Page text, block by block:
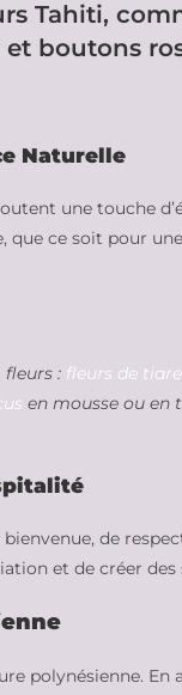
Tahiti,
et boutons
Naturelle
une touche
que ce soit pour
: fleurs de tiare
en mousse ou en
de
et de créer
polynésienne. En